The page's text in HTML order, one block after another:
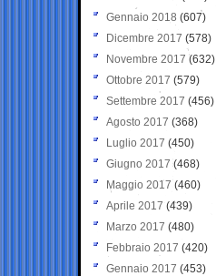
Gennaio 2018 (607)
Dicembre 2017 (578)
Novembre 2017 (632)
Ottobre 2017 (579)
Settembre 2017 (456)
Agosto 2017 (368)
Luglio 2017 (450)
Giugno 2017 (468)
Maggio 2017 (460)
Aprile 2017 (439)
Marzo 2017 (480)
Febbraio 2017 (420)
Gennaio 2017 (453)